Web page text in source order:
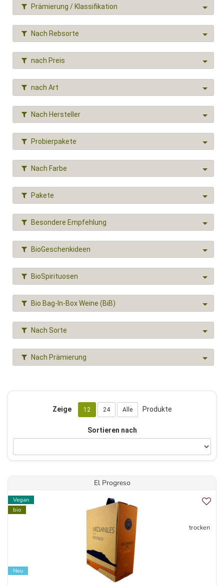
auch etwas Merlot. Als Weißweinsorte dominiert klar
Airén, danach folgt die bei uns unbekanntere Macabeo
(Viura) es werden aber inzwischen unter anderem auch
erfolgreich Sauvignon Blanc, Chardonnay und sogar
Prämierung / Klassifikation
Nach Rebsorte
nach Preis
nach Art
Nach Hersteller
Probierpakete
Nach Farbe
Pakete
Besondere Empfehlung
BioGeschenkideen
BioSpirituosen
Bio Bag-In-Box Weine (BiB)
Nach Sorte
Nach Prämierung
Zeige 12 24 Alle Produkte
Sortieren nach
El Progreso
Vegan
bio
Neu
trocken